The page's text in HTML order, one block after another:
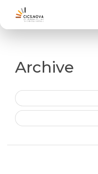
Archive